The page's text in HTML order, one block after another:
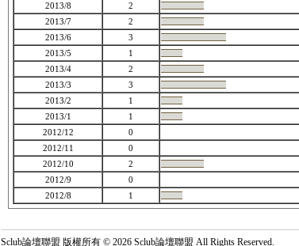
2013/8
2
2013/7
2
2013/6
3
2013/5
1
2013/4
2
2013/3
3
2013/2
1
2013/1
1
2012/12
0
2012/11
0
2012/10
2
2012/9
0
2012/8
1
Sclub論壇聯盟 版權所有 © 2026 Sclub論壇聯盟 All Rights Reserved.